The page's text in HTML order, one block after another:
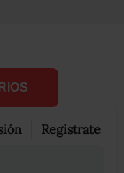
Registrate